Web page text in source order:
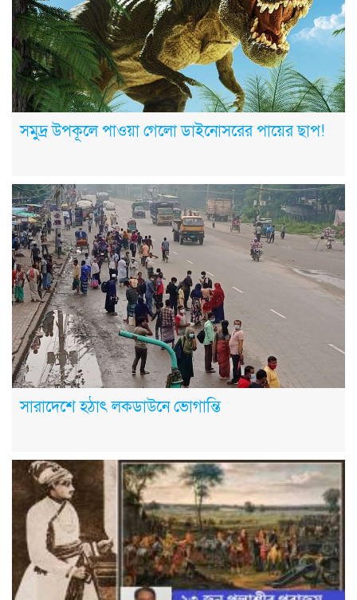
সমুদ্র উপকূলে পাওয়া গেলো ডাইনোসরের পায়ের ছাপ!
সারাদেশে হঠাৎ লকডাউনে ভোগান্তি